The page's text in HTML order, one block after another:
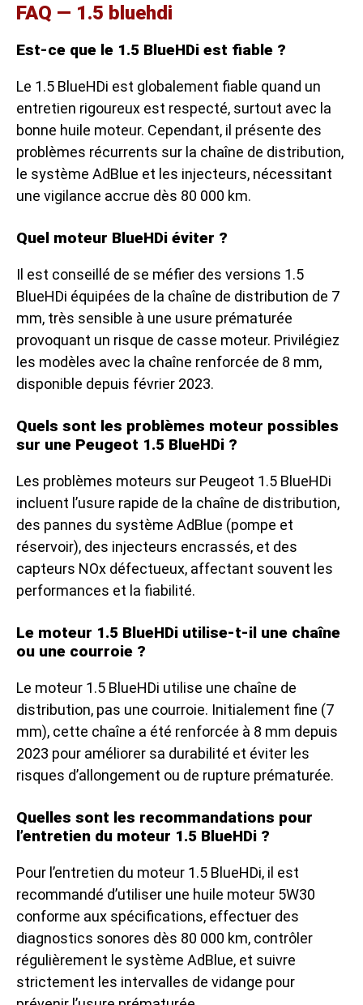
FAQ — 1.5 bluehdi
Est-ce que le 1.5 BlueHDi est fiable ?
Le 1.5 BlueHDi est globalement fiable quand un
entretien rigoureux est respecté, surtout avec la
bonne huile moteur. Cependant, il présente des
problèmes récurrents sur la chaîne de distribution,
le système AdBlue et les injecteurs, nécessitant
une vigilance accrue dès 80 000 km.
Quel moteur BlueHDi éviter ?
Il est conseillé de se méfier des versions 1.5
BlueHDi équipées de la chaîne de distribution de 7
mm, très sensible à une usure prématurée
provoquant un risque de casse moteur. Privilégiez
les modèles avec la chaîne renforcée de 8 mm,
disponible depuis février 2023.
Quels sont les problèmes moteur possibles
sur une Peugeot 1.5 BlueHDi ?
Les problèmes moteurs sur Peugeot 1.5 BlueHDi
incluent l’usure rapide de la chaîne de distribution,
des pannes du système AdBlue (pompe et
réservoir), des injecteurs encrassés, et des
capteurs NOx défectueux, affectant souvent les
performances et la fiabilité.
Le moteur 1.5 BlueHDi utilise-t-il une chaîne
ou une courroie ?
Le moteur 1.5 BlueHDi utilise une chaîne de
distribution, pas une courroie. Initialement fine (7
mm), cette chaîne a été renforcée à 8 mm depuis
2023 pour améliorer sa durabilité et éviter les
risques d’allongement ou de rupture prématurée.
Quelles sont les recommandations pour
l’entretien du moteur 1.5 BlueHDi ?
Pour l’entretien du moteur 1.5 BlueHDi, il est
recommandé d’utiliser une huile moteur 5W30
conforme aux spécifications, effectuer des
diagnostics sonores dès 80 000 km, contrôler
régulièrement le système AdBlue, et suivre
strictement les intervalles de vidange pour